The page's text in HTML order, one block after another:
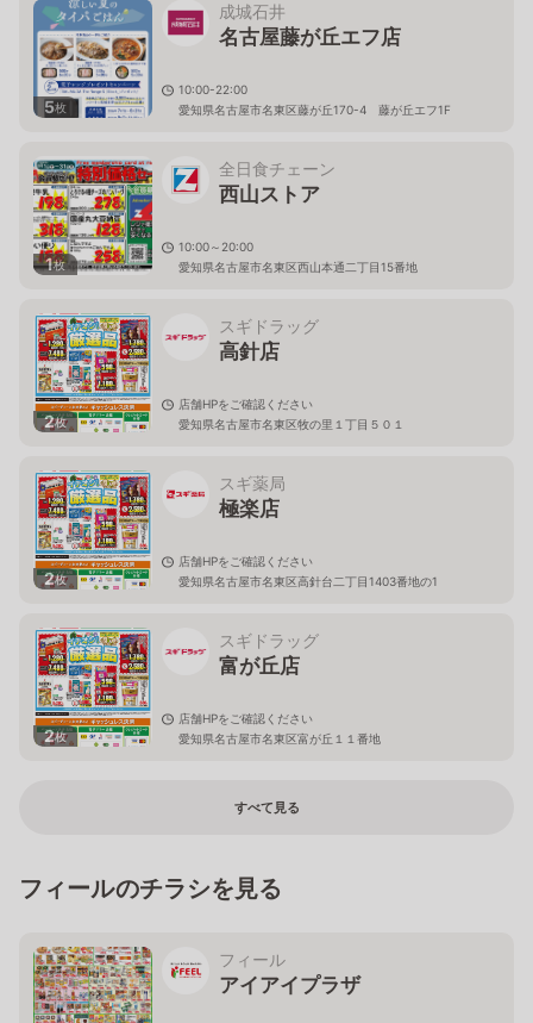
5枚
成城石井
名古屋藤が丘エフ店
10:00-22:00
愛知県名古屋市名東区藤が丘170-4 藤が丘エフ1F
1枚
全日食チェーン
西山ストア
10:00～20:00
愛知県名古屋市名東区西山本通二丁目15番地
2枚
スギドラッグ
高針店
店舗HPをご確認ください
愛知県名古屋市名東区牧の里１丁目５０１
2枚
スギ薬局
極楽店
店舗HPをご確認ください
愛知県名古屋市名東区高針台二丁目1403番地の1
2枚
スギドラッグ
富が丘店
店舗HPをご確認ください
愛知県名古屋市名東区富が丘１１番地
すべて見る
フィールのチラシを見る
フィール
アイアイプラザ